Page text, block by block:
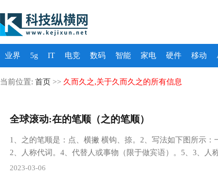
业界 5g IT 电竞 数码 智能 家电 硬件 移动
当前位置: 首页 >> 久而久之,关于久而久之的所有信息
全球滚动:在的笔顺（之的笔顺）
1、之的笔顺是：点、横撇 横钩、捺。2、写法如下图所示：
2、人称代词。4、代替人或事物（限于做宾语）。5、3、人
2023-03-06